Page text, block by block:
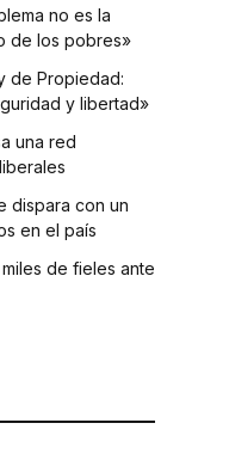
no es la
de los pobres»
de Propiedad:
y libertad»
una red
dispara con un
en el país
de fieles ante